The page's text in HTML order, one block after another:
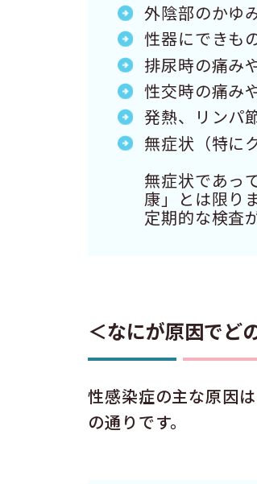
外陰部のかゆ
性器にできも
排尿時の痛み
性交時の痛み
発熱、リンパ
無症状（特に
無症状であっ
康」とは限り
定期的な検査
＜なにが原因でど
性感染症の主な原因
の通りです。